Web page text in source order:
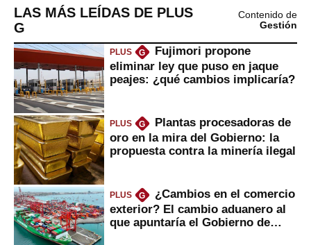
LAS MÁS LEÍDAS DE PLUS
G
Contenido de
Gestión
PLUS G
Fujimori propone
eliminar ley que puso en jaque
peajes: ¿qué cambios implicaría?
PLUS G
Plantas procesadoras de
oro en la mira del Gobierno: la
propuesta contra la minería ilegal
PLUS G
¿Cambios en el comercio
exterior? El cambio aduanero al
que apuntaría el Gobierno de